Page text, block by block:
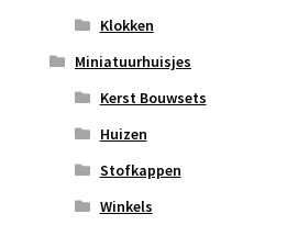
Klokken
Miniatuurhuisjes
Kerst Bouwsets
Huizen
Stofkappen
Winkels